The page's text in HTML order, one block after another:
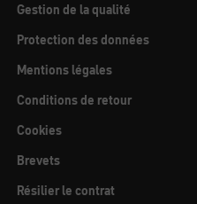
Gestion de la qualité
Protection des données
Mentions légales
Conditions de retour
Cookies
Brevets
Résilier le contrat